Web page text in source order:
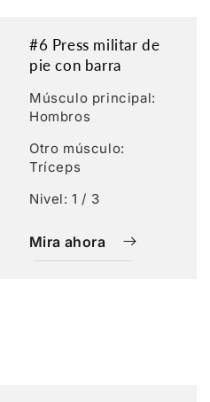
#6 Press militar de
pie con barra
Músculo principal:
Hombros
Otro músculo:
Tríceps
Nivel: 1 / 3
Mira ahora